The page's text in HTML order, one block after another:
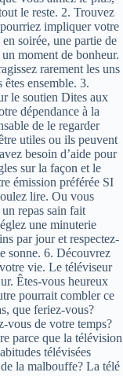
le reste. 2. Trouvez
impliquer votre
soirée, une partie de
moment de bonheur.
rarement les uns
ensemble. 3.
le soutien Dites aux
dépendance à la
de le regarder
utiles ou ils peuvent
besoin d’aide pour
sur la façon et le
émission préférée SI
lire. Ou vous
repas sain fait
une minuterie
par jour et respectez-
sonne. 6. Découvrez
vie. Le téléviseur
Êtes-vous heureux
pourrait combler ce
que feriez-vous?
vous de votre temps?
parce que la télévision
télévisées
la malbouffe? La télé